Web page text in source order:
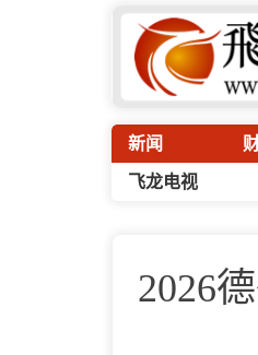
新闻
飞龙电视
2026